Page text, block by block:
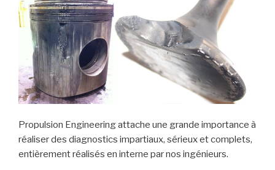
Propulsion Engineering attache une grande importance à
réaliser des diagnostics impartiaux, sérieux et complets,
entièrement réalisés en interne par nos ingénieurs.